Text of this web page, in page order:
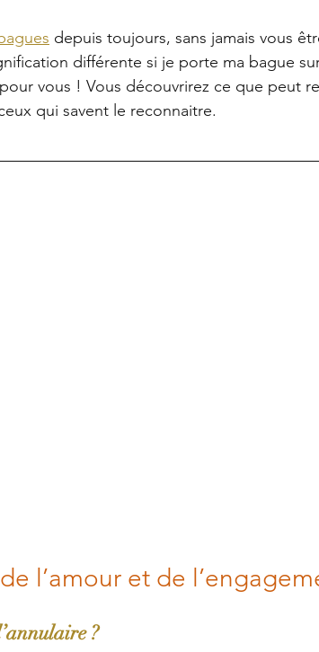
depuis toujours, sans jamais vous
différente si je porte ma bague
vous ! Vous découvrirez ce que peut
qui savent le reconnaitre.
l’amour et de
?